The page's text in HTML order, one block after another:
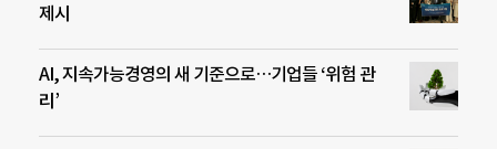
제시
AI, 지속가능경영의 새 기준으로…기업들 ‘위험 관
리’